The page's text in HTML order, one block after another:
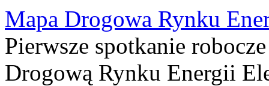
Mapa Drogowa Rynku
Pierwsze spotkanie
Drogową Rynku Energii